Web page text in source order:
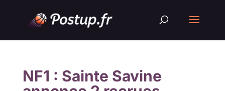
NF1 : Sainte Savine